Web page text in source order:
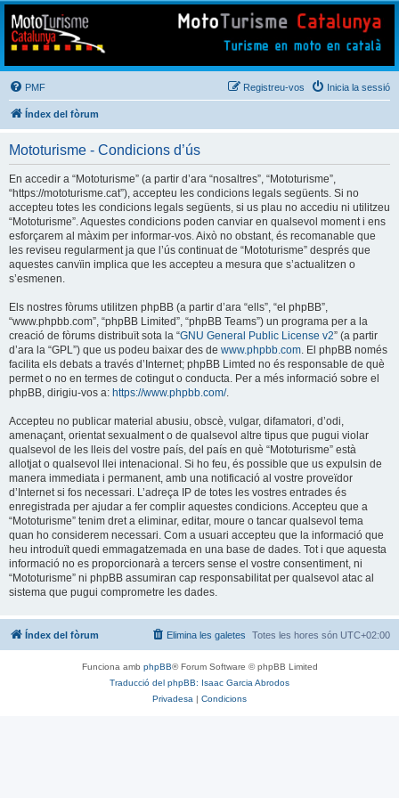
Mototurisme
Turisme en moto en català
PMF Inicia la sessió
Registreu-vos
Índex del fòrum
Mototurisme - Condicions d’ús
En accedir a “Mototurisme” (a partir d’ara “nosaltres”, “Mototurisme”,
“https://mototurisme.cat”), accepteu les condicions legals següents. Si no
accepteu totes les condicions legals següents, si us plau no accediu ni utilitzeu
“Mototurisme”. Aquestes condicions poden canviar en qualsevol moment i ens
esforçarem al màxim per informar-vos. Això no obstant, és recomanable que
les reviseu regularment ja que l’ús continuat de “Mototurisme” després que
aquestes canvïin implica que les accepteu a mesura que s’actualitzen o
s’esmenen.
Els nostres fòrums utilitzen phpBB (a partir d’ara “ells”, “el phpBB”,
“www.phpbb.com”, “phpBB Limited”, “phpBB Teams”) un programa per a la
creació de fòrums distribuït sota la “GNU General Public License v2” (a partir
d’ara la “GPL”) que us podeu baixar des de www.phpbb.com. El phpBB només
facilita els debats a través d’Internet; phpBB Limted no és responsable de què
permet o no en termes de cotingut o conducta. Per a més informació sobre el
phpBB, dirigiu-vos a: https://www.phpbb.com/.
Accepteu no publicar material abusiu, obscè, vulgar, difamatori, d’odi,
amenaçant, orientat sexualment o de qualsevol altre tipus que pugui violar
qualsevol de les lleis del vostre país, del país en què “Mototurisme” està
allotjat o qualsevol llei intenacional. Si ho feu, és possible que us expulsin de
manera immediata i permanent, amb una notificació al vostre proveïdor
d’Internet si fos necessari. L’adreça IP de totes les vostres entrades és
enregistrada per ajudar a fer complir aquestes condicions. Accepteu que a
“Mototurisme” tenim dret a eliminar, editar, moure o tancar qualsevol tema
quan ho considerem necessari. Com a usuari accepteu que la informació que
heu introduït quedi emmagatzemada en una base de dades. Tot i que aquesta
informació no es proporcionarà a tercers sense el vostre consentiment, ni
“Mototurisme” ni phpBB assumiran cap responsabilitat per qualsevol atac al
sistema que pugui comprometre les dades.
Índex del fòrum Totes les hores són UTC+02:00
Elimina les galetes
Funciona amb phpBB® Forum Software © phpBB Limited
Traducció del phpBB: Isaac Garcia Abrodos
Privadesa | Condicions